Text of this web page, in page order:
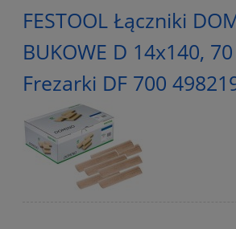
FESTOOL Łączniki
BUKOWE D 14x140,
Frezarki DF 700